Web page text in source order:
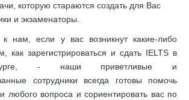
которую стараются создать для Вас
и экзаменаторы.
нам, если у вас возникнут какие-либо
как зарегистрироваться и сдать IELTS в
- наши приветливые и
сотрудники всегда готовы помочь
любого вопроса и сориентировать вас по